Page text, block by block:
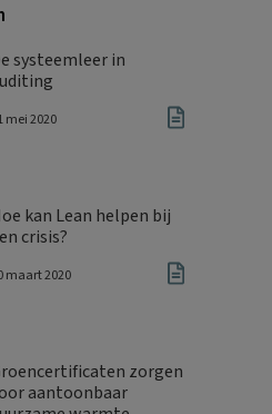
systeemleer in
mei 2020
kan Lean helpen bij
crisis?
maart 2020
zorgen
aantoonbaar